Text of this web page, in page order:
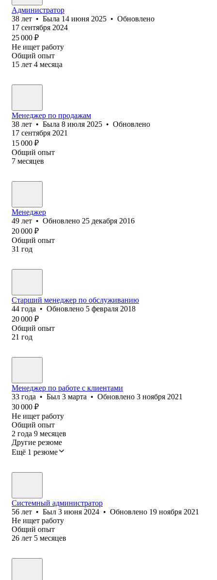
Администратор
38 лет • Была 14 июня 2025 • Обновлено
17 сентября 2024
25 000 ₽
Не ищет работу
Общий опыт
15 лет 4 месяца
Менеджер по продажам
38 лет • Была 8 июля 2025 • Обновлено
17 сентября 2021
15 000 ₽
Общий опыт
7 месяцев
Менеджер
49 лет • Обновлено 25 декабря 2016
20 000 ₽
Общий опыт
31 год
Старший менеджер по обслуживанию
44 года • Обновлено 5 февраля 2018
20 000 ₽
Общий опыт
21 год
Менеджер по работе с клиентами
33 года • Был 3 марта • Обновлено 3 ноября 2021
30 000 ₽
Не ищет работу
Общий опыт
2 года 9 месяцев
Другие резюме
Ещё 1 резюме
Системный администратор
56 лет • Был 3 июня 2024 • Обновлено 19 ноября 2021
Не ищет работу
Общий опыт
26 лет 5 месяцев